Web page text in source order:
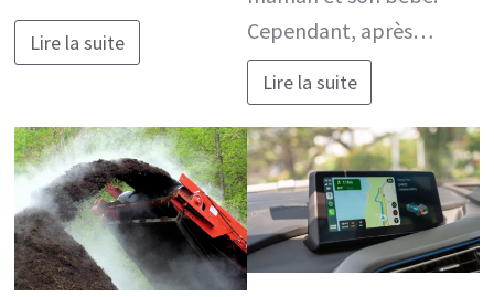
Lire la suite
Cependant, après…
Lire la suite